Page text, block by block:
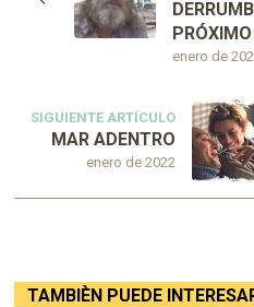
enero de
SIGUIENTE ARTÍCULO
enero de 2022
MAR ADENTRO
TAMBIÈN PUEDE